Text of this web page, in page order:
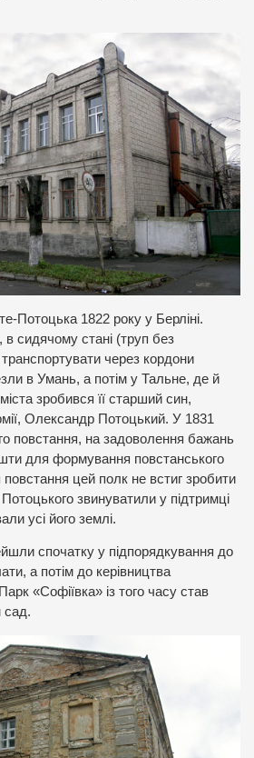
Потоцька 1822 року у Берліні.
в сидячому стані (труп без
через кордони
в Умань, а потім у Тальне, де й
зробився її старший син,
Олександр Потоцький. У 1831
повстання, на задоволення бажань
для формування повстанського
цей полк не встиг зробити
звинуватили у підтримці
усі його землі.
спочатку у підпорядкування до
а потім до керівництва
«Софіївка» із того часу став
сад.